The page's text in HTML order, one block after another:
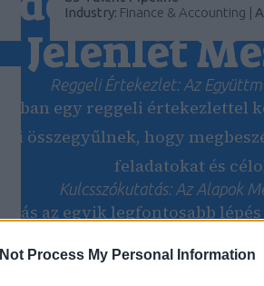
Process My Personal Information
Jelenlét
Reggeli Értekezlet: Az
egy reggeli értekezlettel
összegyűlnek, hogy
feladatokat és
Kulcsszókutatás: Az Alapok
az egyik legfontosabb
Az ügynökség szakemberei
azokat a kulcsszavakat,
Industry: Finance & Accounting |
Our Partners
Keresőoptimalizálás
weboldalad forgalmát?
Keresőoptimalizálás és SEO
Kereső optimalizálás
Keresőoptimalizálás
SEO árak